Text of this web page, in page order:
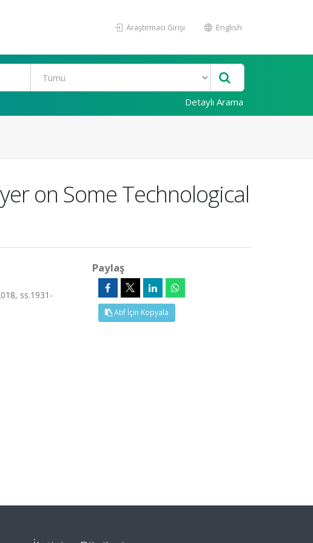
Araştırmacı Girişi English
Detaylı Arama
on Some Technological
ss.1931-
Paylaş
Atıf İçin Kopyala